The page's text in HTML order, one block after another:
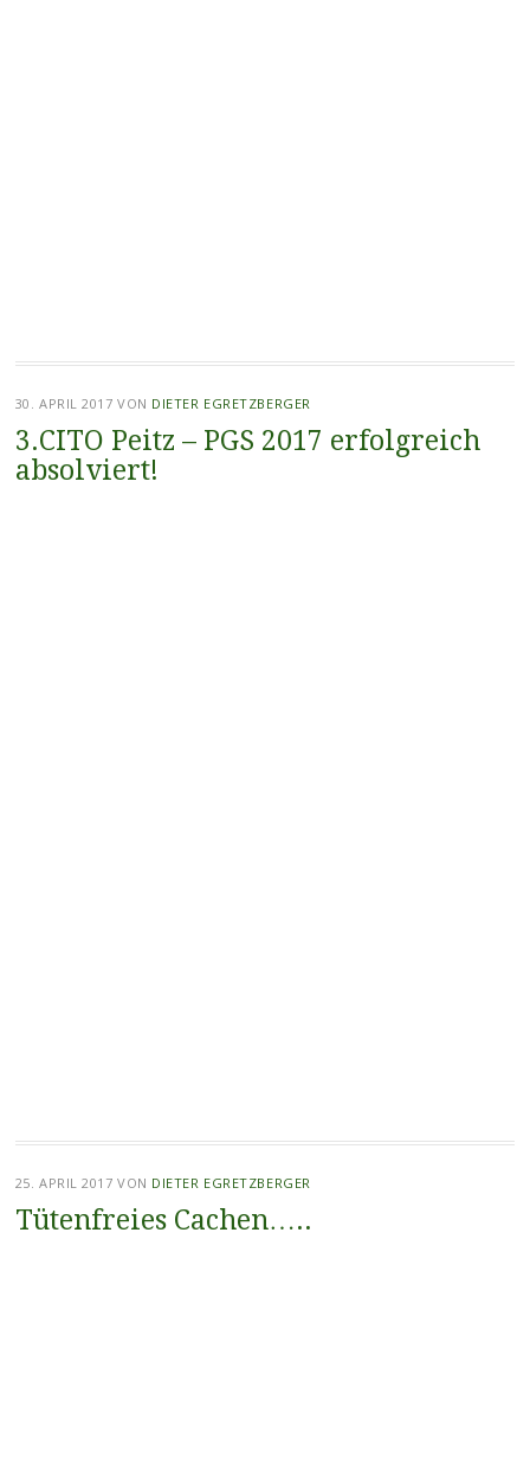
30. APRIL 2017 VON DIETER EGRETZBERGER
3.CITO Peitz – PGS 2017 erfolgreich
absolviert!
25. APRIL 2017 VON DIETER EGRETZBERGER
Tütenfreies Cachen…..